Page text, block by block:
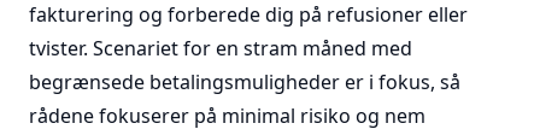
fakturering og forberede dig på refusioner eller
tvister. Scenariet for en stram måned med
begrænsede betalingsmuligheder er i fokus, så
rådene fokuserer på minimal risiko og nem